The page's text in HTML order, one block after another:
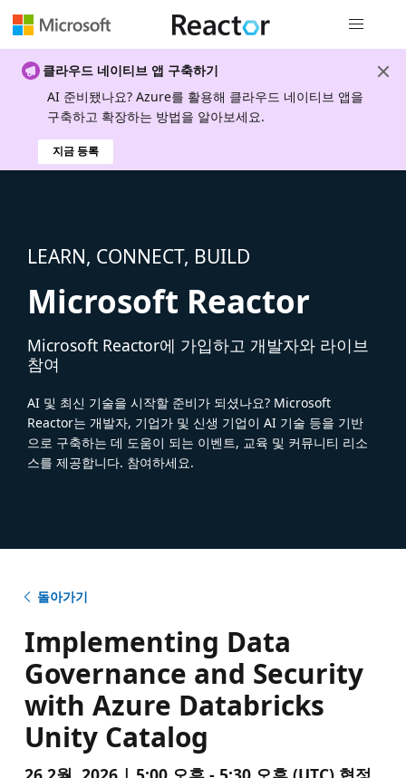
클라우드 네이티브 앱 구축하기
AI 준비됐나요? Azure를 활용해 클라우드 네이티브 앱을
구축하고 확장하는 방법을 알아보세요.
지금 등록
LEARN, CONNECT, BUILD
Microsoft Reactor
Microsoft Reactor에 가입하고 개발자와 라이브
참여
AI 및 최신 기술을 시작할 준비가 되셨나요? Microsoft
Reactor는 개발자, 기업가 및 신생 기업이 AI 기술 등을 기반
으로 구축하는 데 도움이 되는 이벤트, 교육 및 커뮤니티 리소
스를 제공합니다. 참여하세요.
돌아가기
Implementing Data
Governance and Security
with Azure Databricks
Unity Catalog